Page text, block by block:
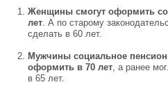
Женщины смогут оформить
лет. А по старому
сделать в 60 лет.
Мужчины социальное
оформить в 70 лет, а ранее
в 65 лет.